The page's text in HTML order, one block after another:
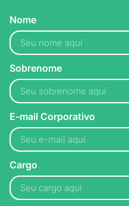
Nome
Sobrenome
E-mail Corporativo
Cargo